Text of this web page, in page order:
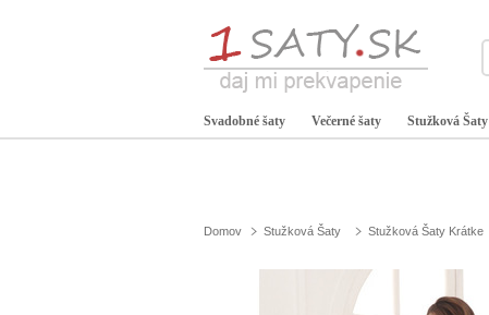
Svadobné šaty Večerné šaty Stužková Šaty
Domov Stužková Šaty Stužková Šaty Krátke